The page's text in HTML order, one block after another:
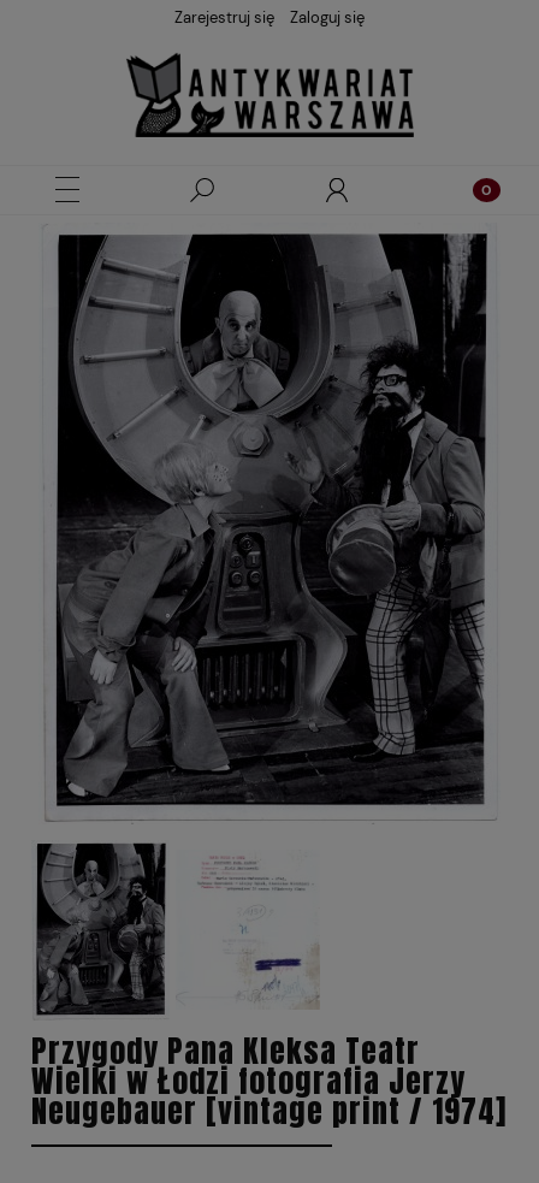
Zarejestruj się Zaloguj się
Przygody Pana Kleksa Teatr
Wielki w Łodzi fotografia Jerzy
Neugebauer [vintage print / 1974]